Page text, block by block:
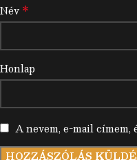
Név *
Honlap
A nevem, e-mail címem,